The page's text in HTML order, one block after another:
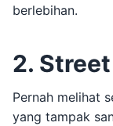
berlebihan.
2.
Pernah melihat
yang tampak